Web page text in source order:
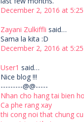
December 2, 2016 at
Zayani Zulkiffli said…
Sama la kita :D
December 2, 2016 at
User1 said…
Nice blog !!!
---------@@-----
Nhan cho hang tai bien
Ca phe rang xay
thi cong noi that chung cu